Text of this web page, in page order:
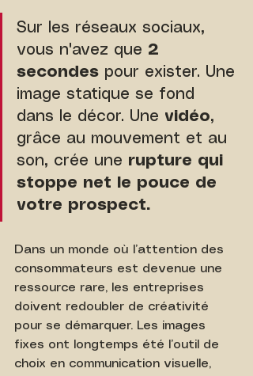
Sur les réseaux sociaux,
vous n'avez que 2
secondes pour exister. Une
image statique se fond
dans le décor. Une vidéo,
grâce au mouvement et au
son, crée une rupture qui
stoppe net le pouce de
votre prospect.
Dans un monde où l’attention des
consommateurs est devenue une
ressource rare, les entreprises
doivent redoubler de créativité
pour se démarquer. Les images
fixes ont longtemps été l’outil de
choix en communication visuelle,